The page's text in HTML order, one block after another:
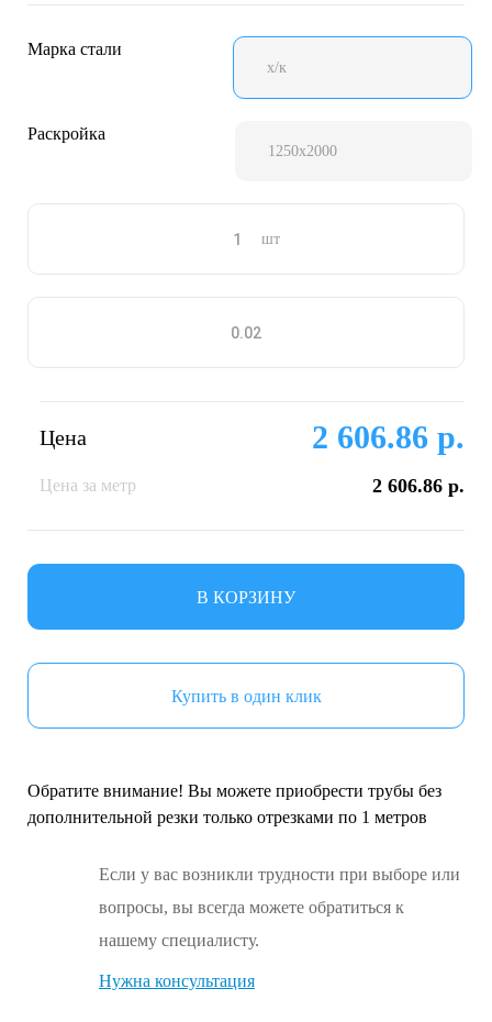
Марка стали
х/к
Раскройка
1250х2000
шт
Цена 2 606.86 р.
Цена за метр 2 606.86 р.
В КОРЗИНУ
Купить в один клик
Обратите внимание! Вы можете приобрести трубы без
дополнительной резки только отрезками по 1 метров
Если у вас возникли трудности при выборе или
вопросы, вы всегда можете обратиться к
нашему специалисту.
Нужна консультация